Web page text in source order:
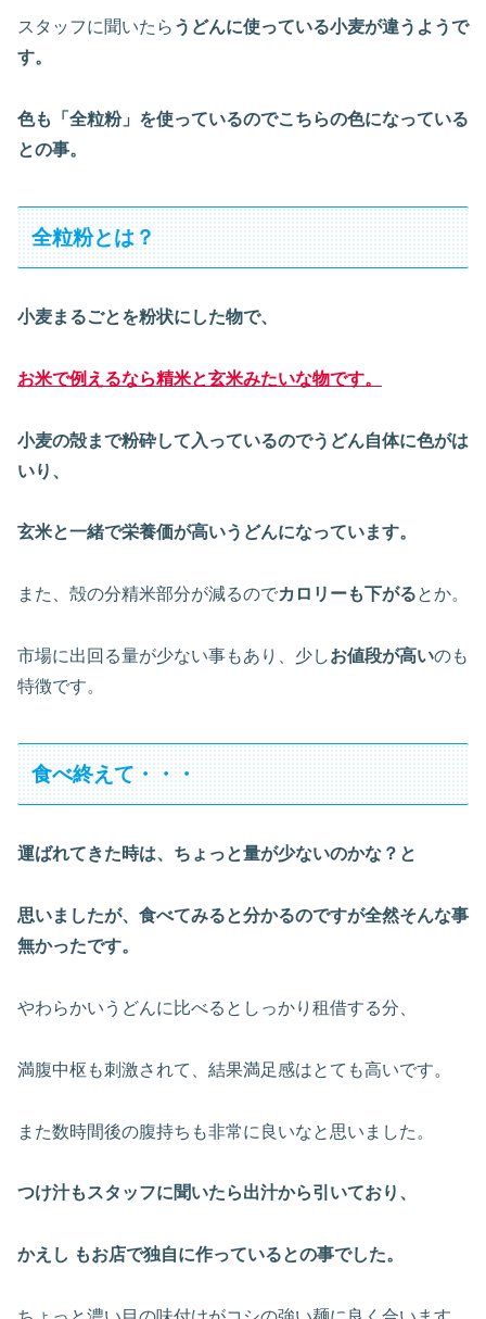
スタッフに聞いたら うどんに使っている小麦が違うようで
す。
色も「全粒粉」を使っているのでこちらの色になっている
との事。
全粒粉とは？
小麦まるごとを粉状にした物で、
お米で例えるなら精米と玄米みたいな物です。
小麦の殻まで粉砕して入っているのでうどん自体に色がは
いり、
玄米と一緒で栄養価が高いうどんになっています。
また、殻の分精米部分が減るのでカロリーも下がるとか。
市場に出回る量が少ない事もあり、少しお値段が高いのも
特徴です。
食べ終えて・・・
運ばれてきた時は、ちょっと量が少ないのかな？と
思いましたが、食べてみると分かるのですが全然そんな事
無かったです。
やわらかいうどんに比べるとしっかり租借する分、
満腹中枢も刺激されて、結果満足感はとても高いです。
また数時間後の腹持ちも非常に良いなと思いました。
つけ汁もスタッフに聞いたら出汁から引いており、
かえし もお店で独自に作っているとの事でした。